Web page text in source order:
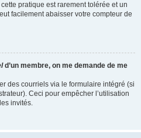
pratique est rarement tolérée et un
facilement abaisser votre compteur de
d’un membre, on me demande de me
des courriels via le formulaire intégré (si
Ceci pour empêcher l’utilisation
invités.